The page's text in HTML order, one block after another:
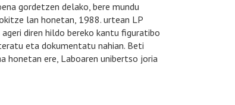
gordetzen delako, bere mundu
lan honetan, 1988. urtean LP
diren hildo bereko kantu figuratibo
eta dokumentatu nahian. Beti
honetan ere, Laboaren unibertso joria